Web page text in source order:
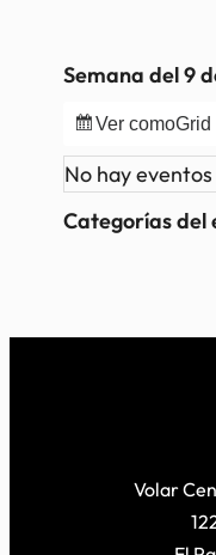
Semana del 9
Ver comoGrid
No hay
Categorías del
Volar